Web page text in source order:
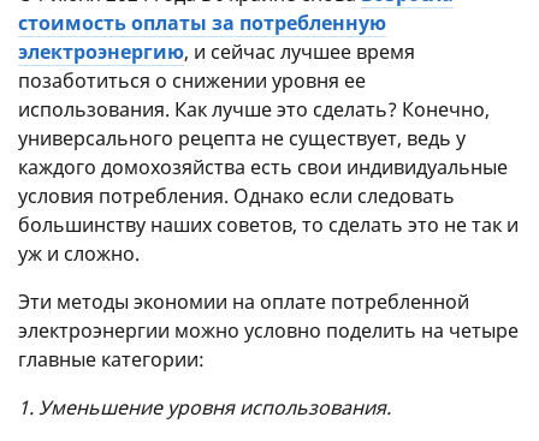
стоимость оплаты за потребленную
электроэнергию, и сейчас лучшее время
позаботиться о снижении уровня ее
использования. Как лучше это сделать? Конечно,
универсального рецепта не существует, ведь у
каждого домохозяйства есть свои индивидуальные
условия потребления. Однако если следовать
большинству наших советов, то сделать это не так и
уж и сложно.
Эти методы экономии на оплате потребленной
электроэнергии можно условно поделить на четыре
главные категории:
1. Уменьшение уровня использования.